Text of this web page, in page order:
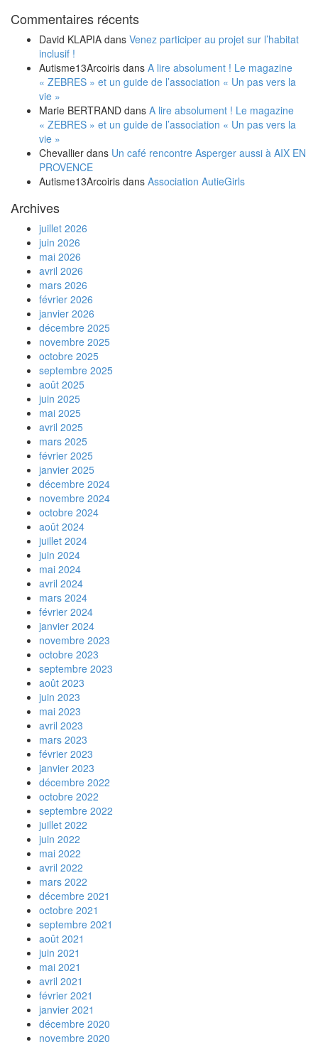
Commentaires récents
David KLAPIA dans Venez participer au projet sur l’habitat
inclusif !
Autisme13Arcoiris dans A lire absolument ! Le magazine
« ZEBRES » et un guide de l’association « Un pas vers la
vie »
Marie BERTRAND dans A lire absolument ! Le magazine
« ZEBRES » et un guide de l’association « Un pas vers la
vie »
Chevallier dans Un café rencontre Asperger aussi à AIX EN
PROVENCE
Autisme13Arcoiris dans Association AutieGirls
Archives
juillet 2026
juin 2026
mai 2026
avril 2026
mars 2026
février 2026
janvier 2026
décembre 2025
novembre 2025
octobre 2025
septembre 2025
août 2025
juin 2025
mai 2025
avril 2025
mars 2025
février 2025
janvier 2025
décembre 2024
novembre 2024
octobre 2024
août 2024
juillet 2024
juin 2024
mai 2024
avril 2024
mars 2024
février 2024
janvier 2024
novembre 2023
octobre 2023
septembre 2023
août 2023
juin 2023
mai 2023
avril 2023
mars 2023
février 2023
janvier 2023
décembre 2022
octobre 2022
septembre 2022
juillet 2022
juin 2022
mai 2022
avril 2022
mars 2022
décembre 2021
octobre 2021
septembre 2021
août 2021
juin 2021
mai 2021
avril 2021
février 2021
janvier 2021
décembre 2020
novembre 2020